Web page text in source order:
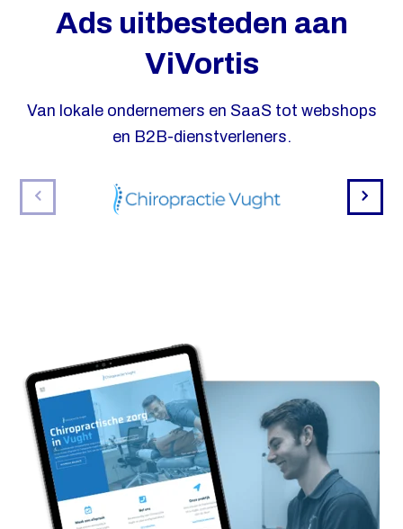
Ads uitbesteden aan
ViVortis
Van lokale ondernemers en SaaS tot webshops
en B2B-dienstverleners.